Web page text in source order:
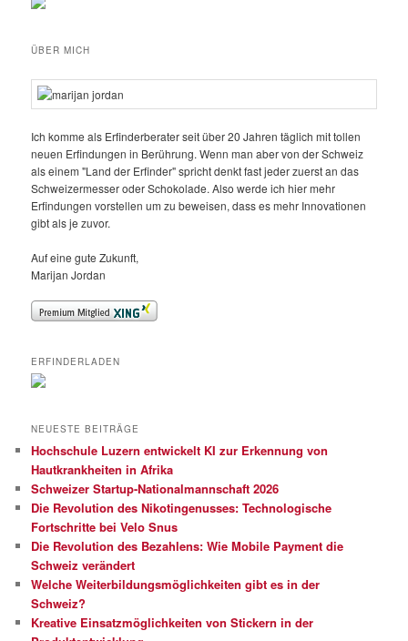
ÜBER MICH
Ich komme als Erfinderberater seit über 20 Jahren täglich mit tollen
neuen Erfindungen in Berührung. Wenn man aber von der Schweiz
als einem "Land der Erfinder" spricht denkt fast jeder zuerst an das
Schweizermesser oder Schokolade. Also werde ich hier mehr
Erfindungen vorstellen um zu beweisen, dass es mehr Innovationen
gibt als je zuvor.
Auf eine gute Zukunft,
Marijan Jordan
ERFINDERLADEN
NEUESTE BEITRÄGE
Hochschule Luzern entwickelt KI zur Erkennung von
Hautkrankheiten in Afrika
Schweizer Startup-Nationalmannschaft 2026
Die Revolution des Nikotingenusses: Technologische
Fortschritte bei Velo Snus
Die Revolution des Bezahlens: Wie Mobile Payment die
Schweiz verändert
Welche Weiterbildungsmöglichkeiten gibt es in der
Schweiz?
Kreative Einsatzmöglichkeiten von Stickern in der